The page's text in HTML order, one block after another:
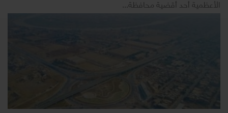
الأعظمية أحد أقضية محافظة...